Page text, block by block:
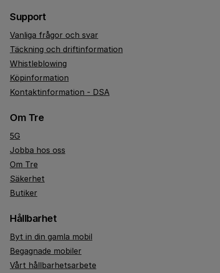
Support
Vanliga frågor och svar
Täckning och driftinformation
Whistleblowing
Köpinformation
Kontaktinformation - DSA
Om Tre
5G
Jobba hos oss
Om Tre
Säkerhet
Butiker
Hållbarhet
Byt in din gamla mobil
Begagnade mobiler
Vårt hållbarhetsarbete